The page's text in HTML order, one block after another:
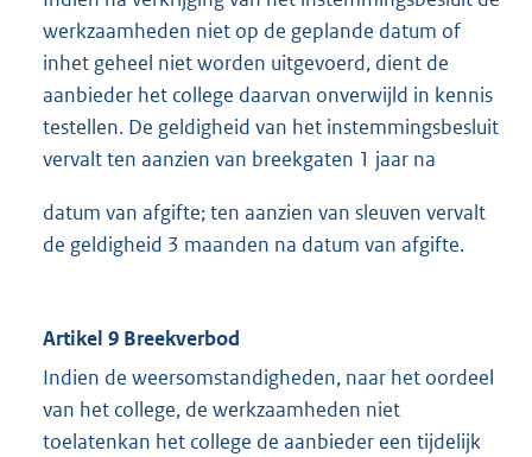
werkzaamheden niet op de geplande datum of
inhet geheel niet worden uitgevoerd, dient de
aanbieder het college daarvan onverwijld in kennis
testellen. De geldigheid van het instemmingsbesluit
vervalt ten aanzien van breekgaten 1 jaar na
datum van afgifte; ten aanzien van sleuven vervalt
de geldigheid 3 maanden na datum van afgifte.
Artikel 9 Breekverbod
Indien de weersomstandigheden, naar het oordeel
van het college, de werkzaamheden niet
toelatenkan het college de aanbieder een tijdelijk